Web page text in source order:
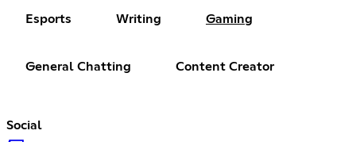
Esports Writing Gaming
General Chatting Content Creator
Social